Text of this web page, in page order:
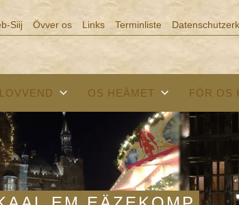
Siij Övver os Links Terminliste
OS HEÄMET FÖR OS